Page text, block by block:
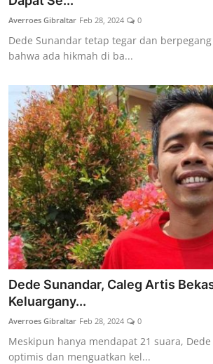
Lainya
Averroes Gibraltar Feb 28, 2024 0
Dede Sunandar tetap tegar dan
bahwa ada hikmah di ba...
Dede Sunandar, Caleg Artis
Keluargany...
Averroes Gibraltar Feb 28, 2024 0
Meskipun hanya mendapat 21 suara,
optimis dan menguatkan kel...